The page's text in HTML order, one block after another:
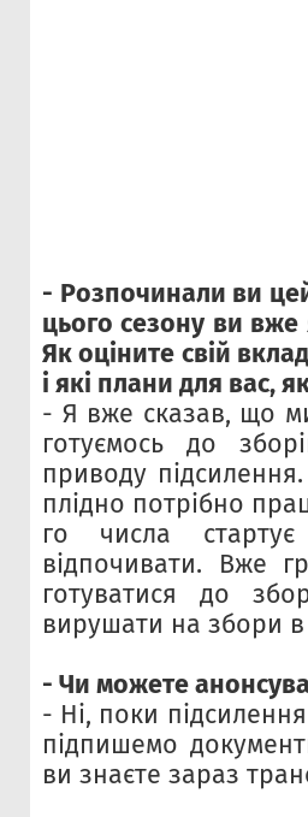
- Розпочинали ви
цього сезону ви
Як оціните свій
і які плани для вас,
- Я вже сказав, що
готуємось до
приводу
плідно потрібно
го числа
відпочивати. Вже
готуватися до
вирушати на збори в
- Чи можете
- Ні, поки
підпишемо
ви знаєте зараз